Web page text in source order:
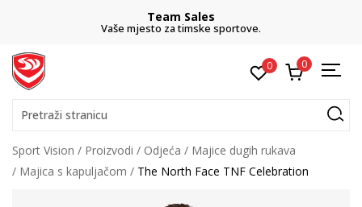
Team Sales
Vaše mjesto za timske sportove.
0 0
Pretraži stranicu
Sport Vision Proizvodi Odjeća
Majice dugih rukava
Majica s kapuljačom
The North Face TNF Celebration